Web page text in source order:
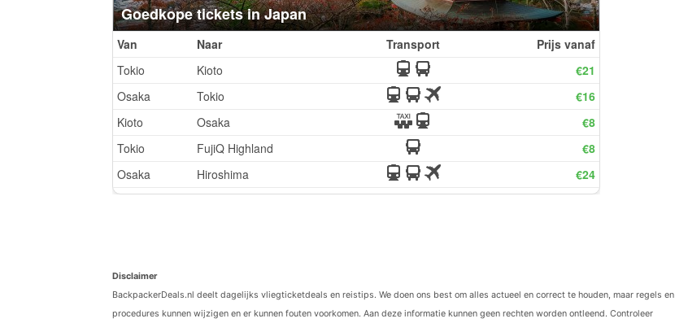
Disclaimer
BackpackerDeals.nl deelt dagelijks vliegticketdeals en reistips. We doen ons best om alles actueel en correct te houden, maar regels en
procedures kunnen wijzigen en er kunnen fouten voorkomen. Aan deze informatie kunnen geen rechten worden ontleend. Controleer